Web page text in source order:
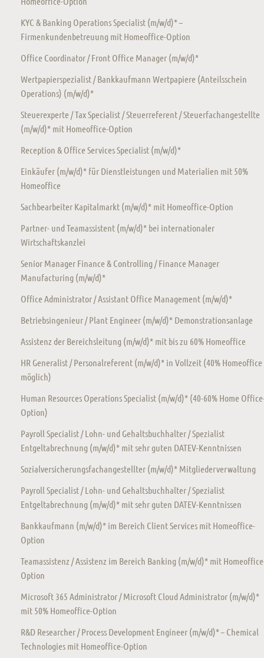
KYC & Banking Operations Specialist (m/w/d)* –
Firmenkundenbetreuung mit Homeoffice-Option
Office Coordinator / Front Office Manager (m/w/d)*
Wertpapierspezialist / Bankkaufmann Wertpapiere (Anteilsschein
Operations) (m/w/d)*
Steuerexperte / Tax Specialist / Steuerreferent / Steuerfachangestellte
(m/w/d)* mit Homeoffice-Option
Reception & Office Services Specialist (m/w/d)*
Einkäufer (m/w/d)* für Dienstleistungen und Materialien mit 50%
Homeoffice
Sachbearbeiter Kapitalmarkt (m/w/d)* mit Homeoffice-Option
Partner- und Teamassistent (m/w/d)* bei internationaler
Wirtschaftskanzlei
Senior Manager Finance & Controlling / Finance Manager
Manufacturing (m/w/d)*
Office Administrator / Assistant Office Management (m/w/d)*
Betriebsingenieur / Plant Engineer (m/w/d)* Demonstrationsanlage
Assistenz der Bereichsleitung (m/w/d)* mit bis zu 60% Homeoffice
HR Generalist / Personalreferent (m/w/d)* in Vollzeit (40% Homeoffice
möglich)
Human Resources Operations Specialist (m/w/d)* (40-60% Home
Option)
Payroll Specialist / Lohn- und Gehaltsbuchhalter / Spezialist
Entgeltabrechnung (m/w/d)* mit sehr guten DATEV-Kenntnissen
Sozialversicherungsfachangestellter (m/w/d)* Mitgliederverwaltung
Payroll Specialist / Lohn- und Gehaltsbuchhalter / Spezialist
Entgeltabrechnung (m/w/d)* mit sehr guten DATEV-Kenntnissen
Bankkaufmann (m/w/d)* im Bereich Client Services mit Homeoffice-
Option
Teamassistenz / Assistenz im Bereich Banking (m/w/d)* mit
Option
Microsoft 365 Administrator / Microsoft Cloud Administrator (m/w/d)*
mit 50% Homeoffice-Option
R&D Researcher / Process Development Engineer (m/w/d)* – Chemical
Technologies mit Homeoffice-Option